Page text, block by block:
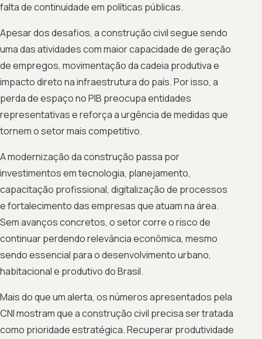
falta de continuidade em políticas públicas.
Apesar dos desafios, a construção civil segue sendo
uma das atividades com maior capacidade de geração
de empregos, movimentação da cadeia produtiva e
impacto direto na infraestrutura do país. Por isso, a
perda de espaço no PIB preocupa entidades
representativas e reforça a urgência de medidas que
tornem o setor mais competitivo.
A modernização da construção passa por
investimentos em tecnologia, planejamento,
capacitação profissional, digitalização de processos
e fortalecimento das empresas que atuam na área.
Sem avanços concretos, o setor corre o risco de
continuar perdendo relevância econômica, mesmo
sendo essencial para o desenvolvimento urbano,
habitacional e produtivo do Brasil.
Mais do que um alerta, os números apresentados pela
CNI mostram que a construção civil precisa ser tratada
como prioridade estratégica. Recuperar produtividade